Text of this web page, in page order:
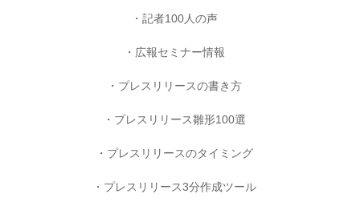
記者100人の声
広報セミナー情報
プレスリリースの書き方
プレスリリース雛形100選
プレスリリースのタイミング
プレスリリース3分作成ツール